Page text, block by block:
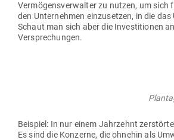
Ver­mö­gens­ver­walter zu nutzen, um sich
den Unter­nehmen ein­zu­setzen, in die
Schaut man sich aber die Inves­ti­tionen
Versprechungen.
Abholzung für
Bei­spiel: In nur einem Jahr­zehnt
Es sind die Kon­zerne, die ohnehin als